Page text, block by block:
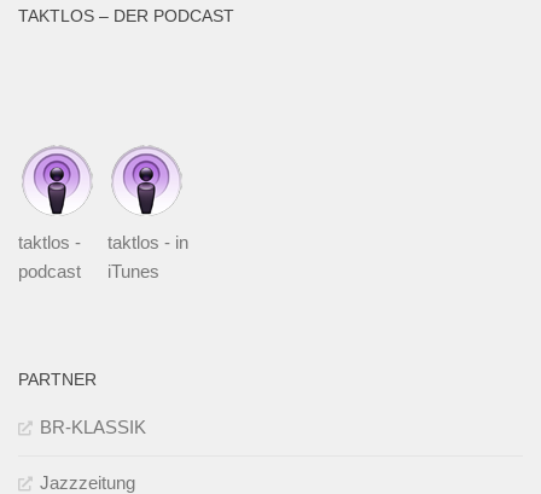
TAKTLOS – DER PODCAST
taktlos -
podcast
taktlos - in
iTunes
PARTNER
BR-KLASSIK
Jazzzeitung